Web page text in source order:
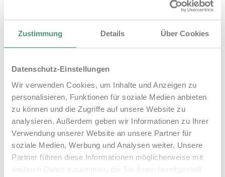
Zustimmung Details Über Cookies
Datenschutz-Einstellungen
Wir verwenden Cookies, um Inhalte und Anzeigen zu
personalisieren, Funktionen für soziale Medien anbieten
zu können und die Zugriffe auf unsere Website zu
analysieren. Außerdem geben wir Informationen zu Ihrer
Verwendung unserer Website an unsere Partner für
soziale Medien, Werbung und Analysen weiter. Unsere
Partner führen diese Informationen möglicherweise mit
weiteren Daten zusammen, die Sie ihnen bereitgestellt
Die neuen Fristen für den Lieferantenwechsel
betreffen An-, Ab- und Ummeldung im Falle eines
Umzugs oder einen Lieferantenwechsel zum
regulären Ende Ihrer Vertragslaufzeit. Ihre
bestehenden Vertragslaufzeiten und
somit kein Sonderkündigungsrecht.